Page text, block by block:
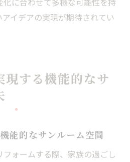
イデアの実現が期待されてい
現する機能的なサ
能的なサンルーム空間
ォームする際、家族の過ごし